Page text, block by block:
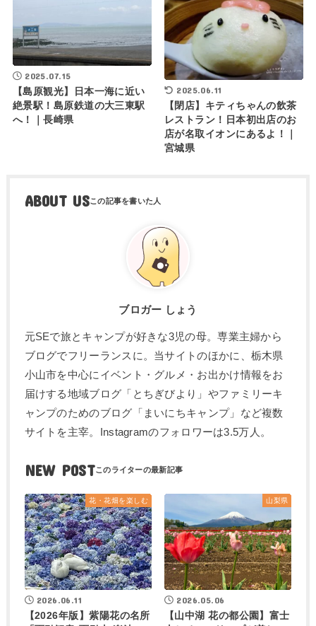
2025.07.15
【島原観光】日本一海に近い
絶景駅！島原鉄道の大三東駅
へ！｜長崎県
2025.06.11
【閉店】キティちゃんの飲茶
レストラン！日本初出店のお
店が名取イオンにあるよ！｜
宮城県
ABOUT US
ブロガー しょう
元SEで旅とキャンプが好きな3児の母。専業主婦から
ブログでフリーランスに。当サイトのほかに、栃木県
小山市を中心にイベント・グルメ・お出かけ情報をお
届けする地域ブログ「とちぎびより」やファミリーキ
ャンプのためのブログ「まいにちキャンプ」など複数
サイトを主宰。Instagramのフォロワーは3.5万人。
NEW POST
花・花畑を楽しむ
2026.06.11
【2026年版】紫陽花の名所
山梨県
2026.05.06
【山中湖 花の都公園】富士